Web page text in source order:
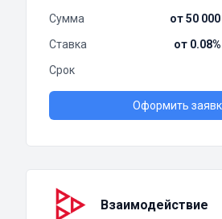
Сумма
от 50
Ставка
от
Срок
Оформить
Взаимодействие